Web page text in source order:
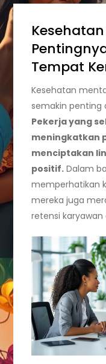
Tempat
Kesehatan
semakin penting
Pekerja yang
meningkatkan
menciptakan
positif. Dalam
memperhatikan
mereka juga
retensi karyawan